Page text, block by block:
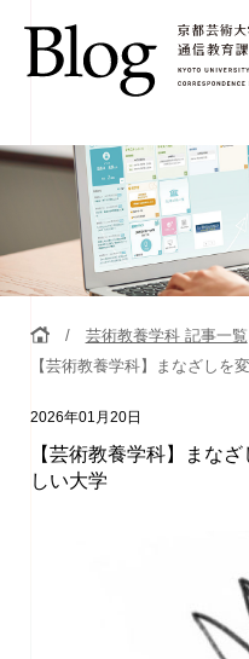
芸術教養学科 記事一覧
【芸術教養学科】まなざしを
2026年01月20日
【芸術教養学科】まな
しい大学